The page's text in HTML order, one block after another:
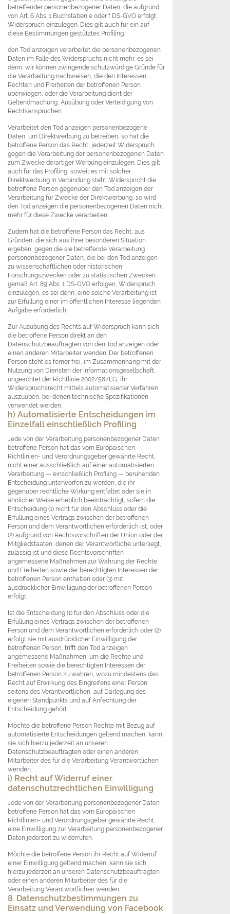
betreffender personenbezogener Daten, die aufgrund
von Art. 6 Abs. 1 Buchstaben e oder f DS-GVO erfolgt,
Widerspruch einzulegen. Dies gilt auch für ein auf
diese Bestimmungen gestütztes Profiling.
den Tod anzeigen verarbeitet die personenbezogenen
Daten im Falle des Widerspruchs nicht mehr, es sei
denn, wir können zwingende schutzwürdige Gründe für
die Verarbeitung nachweisen, die den Interessen,
Rechten und Freiheiten der betroffenen Person
überwiegen, oder die Verarbeitung dient der
Geltendmachung, Ausübung oder Verteidigung von
Rechtsansprüchen.
Verarbeitet den Tod anzeigen personenbezogene
Daten, um Direktwerbung zu betreiben, so hat die
betroffene Person das Recht, jederzeit Widerspruch
gegen die Verarbeitung der personenbezogenen Daten
zum Zwecke derartiger Werbung einzulegen. Dies gilt
auch für das Profiling, soweit es mit solcher
Direktwerbung in Verbindung steht. Widerspricht die
betroffene Person gegenüber den Tod anzeigen der
Verarbeitung für Zwecke der Direktwerbung, so wird
den Tod anzeigen die personenbezogenen Daten nicht
mehr für diese Zwecke verarbeiten.
Zudem hat die betroffene Person das Recht, aus
Gründen, die sich aus ihrer besonderen Situation
ergeben, gegen die sie betreffende Verarbeitung
personenbezogener Daten, die bei den Tod anzeigen
zu wissenschaftlichen oder historischen
Forschungszwecken oder zu statistischen Zwecken
gemäß Art. 89 Abs. 1 DS-GVO erfolgen, Widerspruch
einzulegen, es sei denn, eine solche Verarbeitung ist
zur Erfüllung einer im öffentlichen Interesse liegenden
Aufgabe erforderlich.
Zur Ausübung des Rechts auf Widerspruch kann sich
die betroffene Person direkt an den
Datenschutzbeauftragten von den Tod anzeigen oder
einen anderen Mitarbeiter wenden. Der betroffenen
Person steht es ferner frei, im Zusammenhang mit der
Nutzung von Diensten der Informationsgesellschaft,
ungeachtet der Richtlinie 2002/58/EG, ihr
Widerspruchsrecht mittels automatisierter Verfahren
auszuüben, bei denen technische Spezifikationen
verwendet werden.
h) Automatisierte Entscheidungen im
Einzelfall einschließlich Profiling
Jede von der Verarbeitung personenbezogener Daten
betroffene Person hat das vom Europäischen
Richtlinien- und Verordnungsgeber gewährte Recht,
nicht einer ausschließlich auf einer automatisierten
Verarbeitung — einschließlich Profiling — beruhenden
Entscheidung unterworfen zu werden, die ihr
gegenüber rechtliche Wirkung entfaltet oder sie in
ähnlicher Weise erheblich beeinträchtigt, sofern die
Entscheidung (1) nicht für den Abschluss oder die
Erfüllung eines Vertrags zwischen der betroffenen
Person und dem Verantwortlichen erforderlich ist, oder
(2) aufgrund von Rechtsvorschriften der Union oder der
Mitgliedstaaten, denen der Verantwortliche unterliegt,
zulässig ist und diese Rechtsvorschriften
angemessene Maßnahmen zur Wahrung der Rechte
und Freiheiten sowie der berechtigten Interessen der
betroffenen Person enthalten oder (3) mit
ausdrücklicher Einwilligung der betroffenen Person
erfolgt.
Ist die Entscheidung (1) für den Abschluss oder die
Erfüllung eines Vertrags zwischen der betroffenen
Person und dem Verantwortlichen erforderlich oder (2)
erfolgt sie mit ausdrücklicher Einwilligung der
betroffenen Person, trifft den Tod anzeigen
angemessene Maßnahmen, um die Rechte und
Freiheiten sowie die berechtigten Interessen der
betroffenen Person zu wahren, wozu mindestens das
Recht auf Erwirkung des Eingreifens einer Person
seitens des Verantwortlichen, auf Darlegung des
eigenen Standpunkts und auf Anfechtung der
Entscheidung gehört.
Möchte die betroffene Person Rechte mit Bezug auf
automatisierte Entscheidungen geltend machen, kann
sie sich hierzu jederzeit an unseren
Datenschutzbeauftragten oder einen anderen
Mitarbeiter des für die Verarbeitung Verantwortlichen
wenden.
i) Recht auf Widerruf einer
datenschutzrechtlichen Einwilligung
Jede von der Verarbeitung personenbezogener Daten
betroffene Person hat das vom Europäischen
Richtlinien- und Verordnungsgeber gewährte Recht,
eine Einwilligung zur Verarbeitung personenbezogener
Daten jederzeit zu widerrufen.
Möchte die betroffene Person ihr Recht auf Widerruf
einer Einwilligung geltend machen, kann sie sich
hierzu jederzeit an unseren Datenschutzbeauftragten
oder einen anderen Mitarbeiter des für die
Verarbeitung Verantwortlichen wenden.
8. Datenschutzbestimmungen zu
Einsatz und Verwendung von Facebook